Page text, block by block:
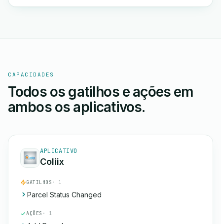
CAPACIDADES
Todos os gatilhos e ações em
ambos os aplicativos.
APLICATIVO
Coliix
GATILHOS · 1
Parcel Status Changed
AÇÕES · 1